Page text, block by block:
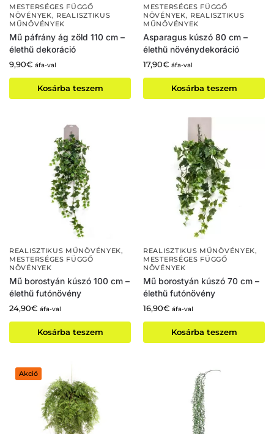
MESTERSÉGES FÜGGŐ
NÖVÉNYEK, REALISZTIKUS
MŰNÖVÉNYEK
Mű páfrány ág zöld 110 cm –
élethű dekoráció
9,90€ áfa-val
Kosárba teszem
MESTERSÉGES FÜGGŐ
NÖVÉNYEK, REALISZTIKUS
MŰNÖVÉNYEK
Asparagus kúszó 80 cm –
élethű növénydekoráció
17,90€ áfa-val
Kosárba teszem
REALISZTIKUS MŰNÖVÉNYEK,
MESTERSÉGES FÜGGŐ
NÖVÉNYEK
Mű borostyán kúszó 100 cm –
élethű futónövény
24,90€ áfa-val
Kosárba teszem
REALISZTIKUS MŰNÖVÉNYEK,
MESTERSÉGES FÜGGŐ
NÖVÉNYEK
Mű borostyán kúszó 70 cm –
élethű futónövény
16,90€ áfa-val
Kosárba teszem
Akció